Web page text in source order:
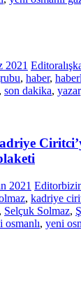
2021 Editor
, haber,
, son dakika, yazar
2021 Editor
, kadriye
, Selçuk Solmaz,
osmanlı, yeni